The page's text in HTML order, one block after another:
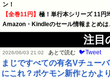
ン！
【全巻11円】 極！単行本シリーズ 11円
Amazon・Kindleのセール情報まとめは
注目
2026/06/03 21:02 あとで読む 🐦Tweet
まじですべての有名Vチュー
にこれ？ポケモン新作とかよ